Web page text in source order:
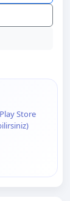
Play Store